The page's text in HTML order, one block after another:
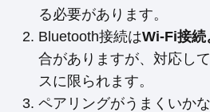
る必要があります。
Bluetooth接続はWi-Fi接続
合がありますが、対応し
スに限られます。
ペアリングがうまくいか